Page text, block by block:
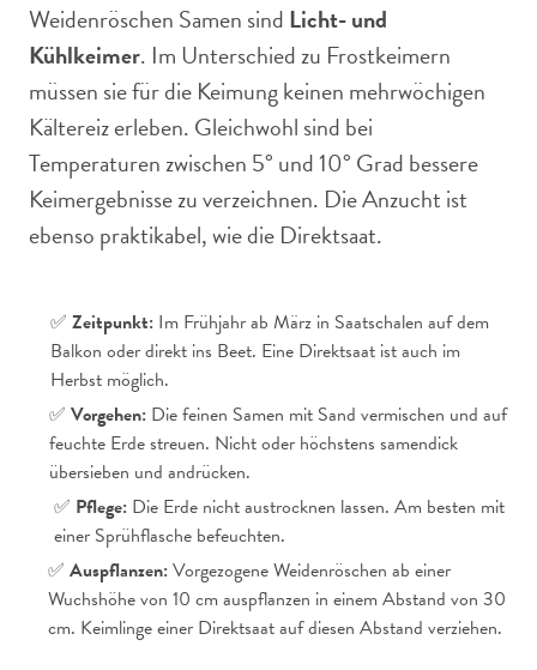
Weidenröschen Samen sind Licht- und
Kühlkeimer. Im Unterschied zu Frostkeimern
müssen sie für die Keimung keinen mehrwöchigen
Kältereiz erleben. Gleichwohl sind bei
Temperaturen zwischen 5° und 10° Grad bessere
Keimergebnisse zu verzeichnen. Die Anzucht ist
ebenso praktikabel, wie die Direktsaat.
✅ Zeitpunkt: Im Frühjahr ab März in Saatschalen auf dem
Balkon oder direkt ins Beet. Eine Direktsaat ist auch im
Herbst möglich.
✅ Vorgehen: Die feinen Samen mit Sand vermischen und auf
feuchte Erde streuen. Nicht oder höchstens samendick
übersieben und andrücken.
✅ Pflege: Die Erde nicht austrocknen lassen. Am besten mit
einer Sprühflasche befeuchten.
✅ Auspflanzen: Vorgezogene Weidenröschen ab einer
Wuchshöhe von 10 cm auspflanzen in einem Abstand von 30
cm. Keimlinge einer Direktsaat auf diesen Abstand verziehen.